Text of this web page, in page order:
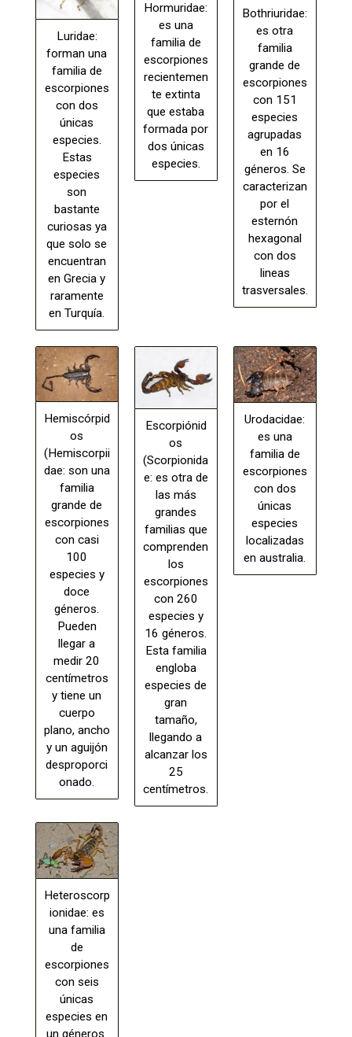
Luridae:
forman una
familia de
escorpiones
con dos
únicas
especies.
Estas
especies
son
bastante
curiosas ya
que solo se
encuentran
en Grecia y
raramente
en Turquía.
Hormuridae:
es una
familia de
escorpiones
recientemen
te extinta
que estaba
formada por
dos únicas
especies.
Bothriuridae:
es otra
familia
grande de
escorpiones
con 151
especies
agrupadas
en 16
géneros. Se
caracterizan
por el
esternón
hexagonal
con dos
lineas
trasversales.
Hemiscórpid
os
(Hemiscorpii
dae: son una
familia
grande de
escorpiones
con casi
100
especies y
doce
géneros.
Pueden
llegar a
medir 20
centímetros
y tiene un
cuerpo
plano, ancho
y un aguijón
desproporci
onado.
Escorpiónid
os
(Scorpionida
e: es otra de
las más
grandes
familias que
comprenden
los
escorpiones
con 260
especies y
16 géneros.
Esta familia
engloba
especies de
gran
tamaño,
llegando a
alcanzar los
25
centímetros.
Urodacidae:
es una
familia de
escorpiones
con dos
únicas
especies
localizadas
en australia.
Heteroscorp
ionidae: es
una familia
de
escorpiones
con seis
únicas
especies en
un géneros.